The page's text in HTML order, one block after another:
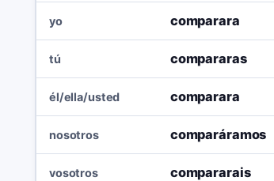
yo comparara
tú compararas
él/ella/usted comparara
nosotros comparáramos
vosotros compararais